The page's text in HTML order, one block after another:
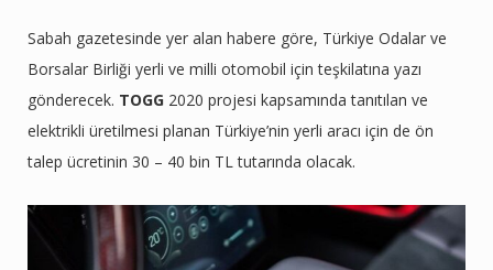
Sabah gazetesinde yer alan habere göre, Türkiye Odalar ve
Borsalar Birliği yerli ve milli otomobil için teşkilatına yazı
gönderecek. TOGG 2020 projesi kapsamında tanıtılan ve
elektrikli üretilmesi planan Türkiye’nin yerli aracı için de ön
talep ücretinin 30 – 40 bin TL tutarında olacak.